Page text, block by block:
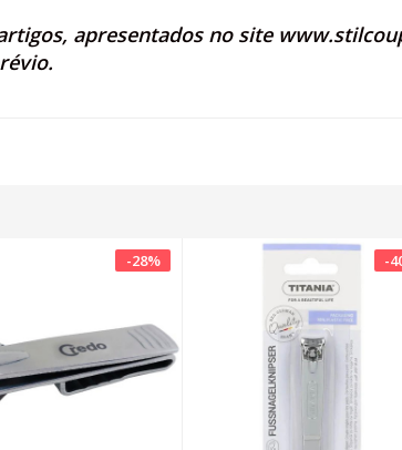
apresentados no site
-28% -